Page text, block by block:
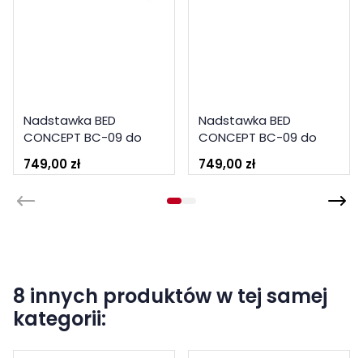
Nadstawka BED
CONCEPT BC-09 do
poziomego 140x200
749,00 zł
Nadstawka BED
CONCEPT BC-09 do
poziomego 140x200
749,00 zł
8 innych produktów w tej samej
kategorii: